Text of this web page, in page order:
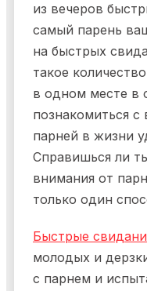
из вечеров
самый парень
на быстрых
такое
в одном месте в
познакомиться с
парней в жизни
Справишься ли
внимания от
только один
Быстрые
молодых и
с парнем и